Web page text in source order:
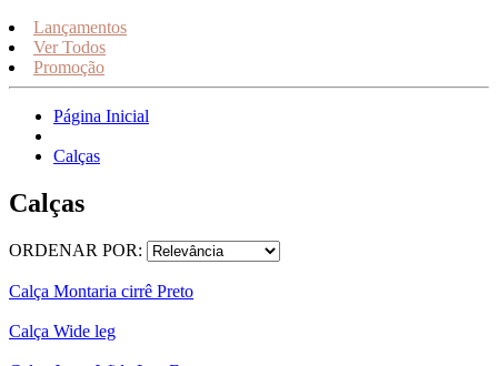
Lançamentos
Ver Todos
Promoção
Página Inicial
Calças
Calças
ORDENAR POR:
Calça Montaria cirrê Preto
Calça Wide leg